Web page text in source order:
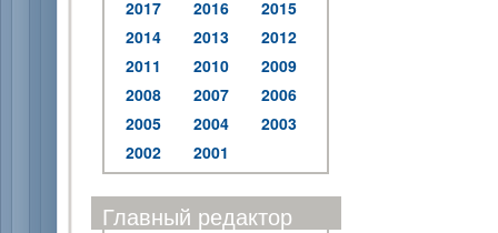
2017
2016
2015
2014
2013
2012
2011
2010
2009
2008
2007
2006
2005
2004
2003
2002
2001
Главный редактор